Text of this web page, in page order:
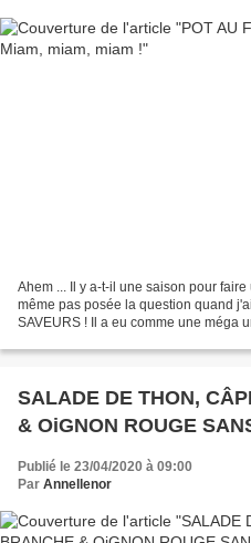
Ahem ... Il y a-t-il une saison pour
même pas posée la question quand
SAVEURS ! Il a eu comme une méga
SALADE DE THON,
& OiGNON ROUGE
Publié le 23/04/2020 à 09:00
Par Annellenor